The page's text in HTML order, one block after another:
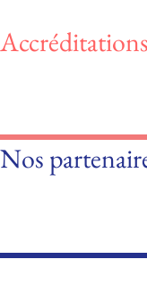
Accréditations
Nos